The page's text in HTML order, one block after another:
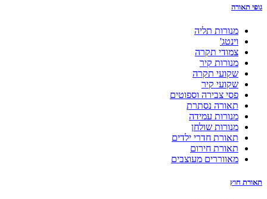
גופי תאורה
מנורות תליה
וינטג'
צמודי תקרה
מנורות קיר
שקועי תקרה
שקועי קיר
פסי צבירה וספוטים
תאורה נסתרת
מנורות עמידה
מנורות שולחן
תאורת חדרי ילדים
תאורת חירום
מאווררים מעוצבים
תאורת חוץ